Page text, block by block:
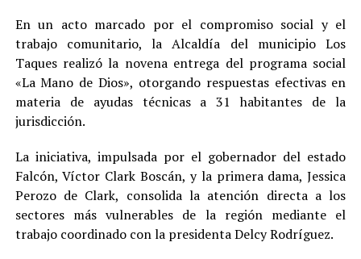
En un acto marcado por el compromiso social y el
trabajo comunitario, la Alcaldía del municipio Los
Taques realizó la novena entrega del programa social
«La Mano de Dios», otorgando respuestas efectivas en
materia de ayudas técnicas a 31 habitantes de la
jurisdicción.
La iniciativa, impulsada por el gobernador del estado
Falcón, Víctor Clark Boscán, y la primera dama, Jessica
Perozo de Clark, consolida la atención directa a los
sectores más vulnerables de la región mediante el
trabajo coordinado con la presidenta Delcy Rodríguez.